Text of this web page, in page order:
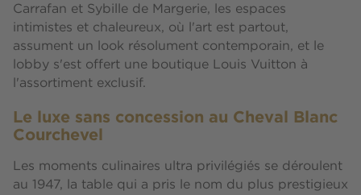
Carrafan et Sybille de Margerie, les espaces
intimistes et chaleureux, où l'art est partout,
assument un look résolument contemporain, et le
lobby s'est offert une boutique Louis Vuitton à
l'assortiment exclusif.
Le luxe sans concession au Cheval Blanc
Courchevel
Les moments culinaires ultra privilégiés se déroulent
au 1947, la table qui a pris le nom du plus prestigieux